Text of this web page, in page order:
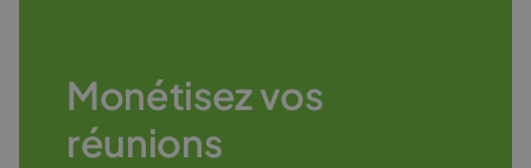
Monétisez vos
réunions